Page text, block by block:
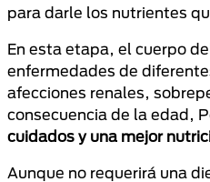
para darle los nutrientes
En esta etapa, el cuerpo
enfermedades de
afecciones renales,
consecuencia de la edad,
cuidados y una mejor
Aunque no requerirá una